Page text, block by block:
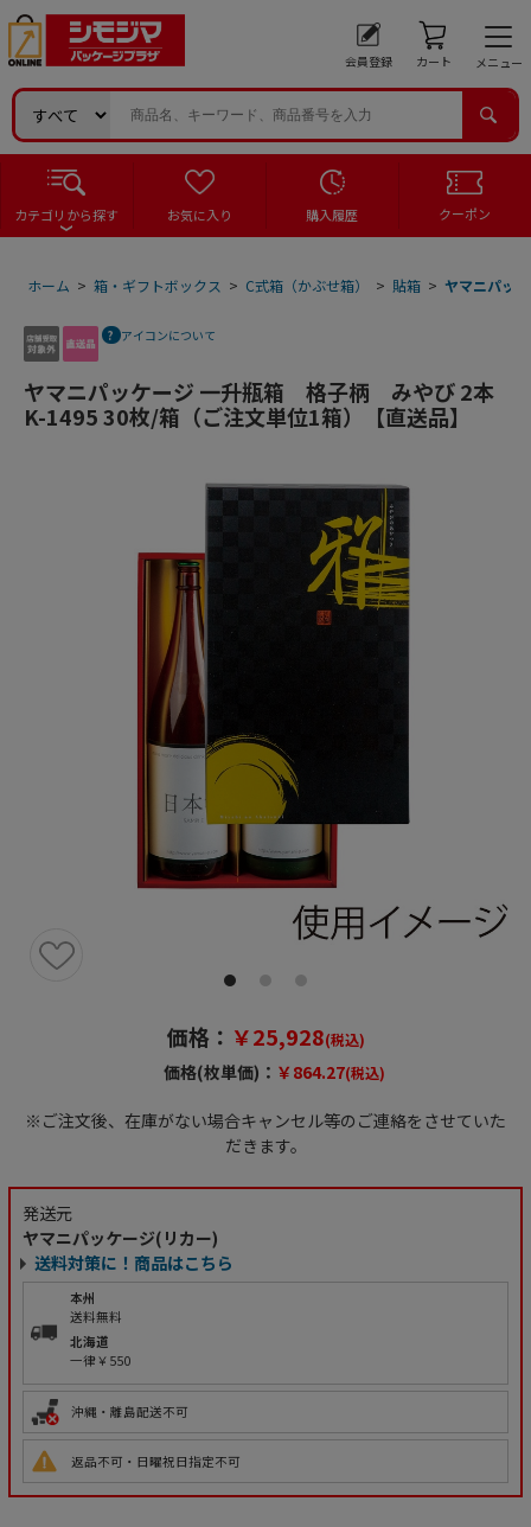
会員登録 カート メニュー
カテゴリから探す お気に入り 購入履歴 クーポン
ホーム > 箱・ギフトボックス > C式箱（かぶせ箱） > 貼箱 > ヤマニパッ
アイコンについて
ヤマニパッケージ 一升瓶箱 格子柄 みやび 2本
K-1495 30枚/箱（ご注文単位1箱）【直送品】
価格： ￥25,928(税込)
価格(枚単価)： ￥864.27(税込)
※ご注文後、在庫がない場合キャンセル等のご連絡をさせていた
だきます。
発送元
ヤマニパッケージ(リカー)
送料対策に！商品はこちら
本州
送料無料
北海道
一律￥550
沖縄・離島配送不可
返品不可・日曜祝日指定不可